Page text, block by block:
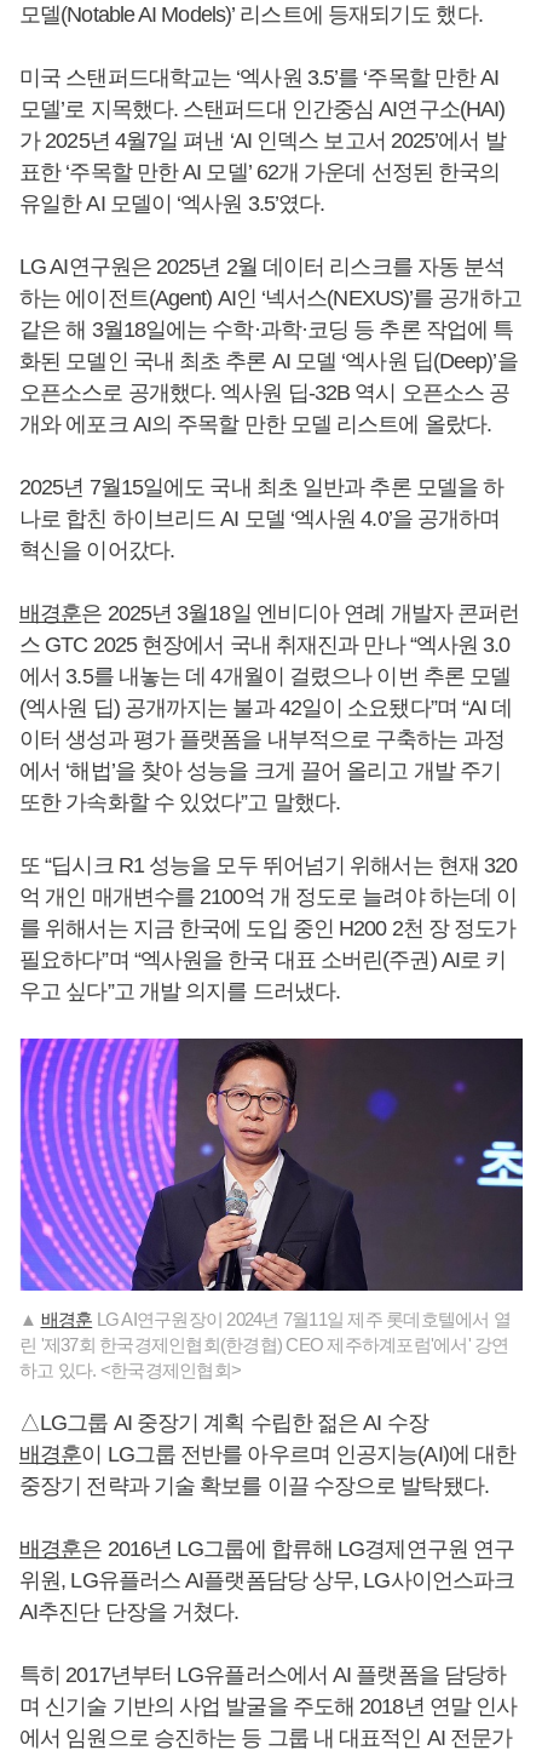
모델(Notable AI Models)’ 리스트에 등재되기도 했다.
미국 스탠퍼드대학교는 ‘엑사원 3.5’를 ‘주목할 만한 AI
모델’로 지목했다. 스탠퍼드대 인간중심 AI연구소(HAI)
가 2025년 4월7일 펴낸 ‘AI 인덱스 보고서 2025’에서 발
표한 ‘주목할 만한 AI 모델’ 62개 가운데 선정된 한국의
유일한 AI 모델이 ‘엑사원 3.5’였다.
LG AI연구원은 2025년 2월 데이터 리스크를 자동 분석
하는 에이전트(Agent) AI인 ‘넥서스(NEXUS)’를 공개하고
같은 해 3월18일에는 수학·과학·코딩 등 추론 작업에 특
화된 모델인 국내 최초 추론 AI 모델 ‘엑사원 딥(Deep)’을
오픈소스로 공개했다. 엑사원 딥-32B 역시 오픈소스 공
개와 에포크 AI의 주목할 만한 모델 리스트에 올랐다.
2025년 7월15일에도 국내 최초 일반과 추론 모델을 하
나로 합친 하이브리드 AI 모델 ‘엑사원 4.0’을 공개하며
혁신을 이어갔다.
배경훈은 2025년 3월18일 엔비디아 연례 개발자 콘퍼런
스 GTC 2025 현장에서 국내 취재진과 만나 “엑사원 3.0
에서 3.5를 내놓는 데 4개월이 걸렸으나 이번 추론 모델
(엑사원 딥) 공개까지는 불과 42일이 소요됐다”며 “AI 데
이터 생성과 평가 플랫폼을 내부적으로 구축하는 과정
에서 ‘해법’을 찾아 성능을 크게 끌어 올리고 개발 주기
또한 가속화할 수 있었다”고 말했다.
또 “딥시크 R1 성능을 모두 뛰어넘기 위해서는 현재 320
억 개인 매개변수를 2100억 개 정도로 늘려야 하는데 이
를 위해서는 지금 한국에 도입 중인 H200 2천 장 정도가
필요하다”며 “엑사원을 한국 대표 소버린(주권) AI로 키
우고 싶다”고 개발 의지를 드러냈다.
▲ 배경훈 LG AI연구원장이 2024년 7월11일 제주 롯데호텔에서 열
린 '제37회 한국경제인협회(한경협) CEO 제주하계포럼'에서' 강연
하고 있다. <한국경제인협회>
△LG그룹 AI 중장기 계획 수립한 젊은 AI 수장
배경훈이 LG그룹 전반를 아우르며 인공지능(AI)에 대한
중장기 전략과 기술 확보를 이끌 수장으로 발탁됐다.
배경훈은 2016년 LG그룹에 합류해 LG경제연구원 연구
위원, LG유플러스 AI플랫폼담당 상무, LG사이언스파크
AI추진단 단장을 거쳤다.
특히 2017년부터 LG유플러스에서 AI 플랫폼을 담당하
며 신기술 기반의 사업 발굴을 주도해 2018년 연말 인사
에서 임원으로 승진하는 등 그룹 내 대표적인 AI 전문가